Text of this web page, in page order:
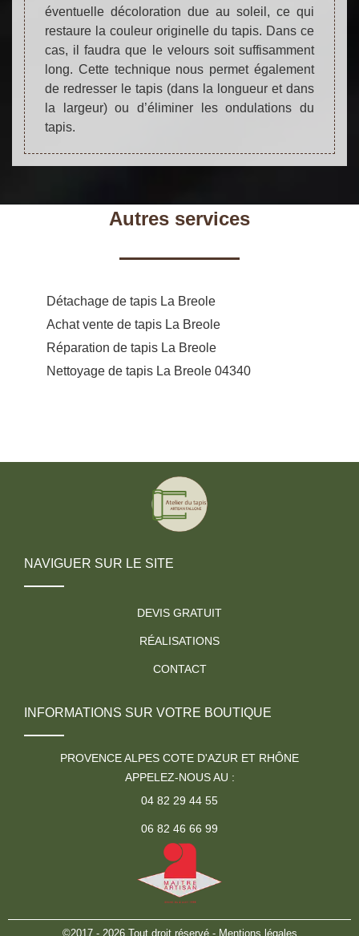
éventuelle décoloration due au soleil, ce qui
restaure la couleur originelle du tapis. Dans ce
cas, il faudra que le velours soit suffisamment
long. Cette technique nous permet également
de redresser le tapis (dans la longueur et dans
la largeur) ou d’éliminer les ondulations du
tapis.
Autres services
Détachage de tapis La Breole
Achat vente de tapis La Breole
Réparation de tapis La Breole
Nettoyage de tapis La Breole 04340
NAVIGUER SUR LE SITE
DEVIS GRATUIT
RÉALISATIONS
CONTACT
INFORMATIONS SUR VOTRE BOUTIQUE
PROVENCE ALPES COTE D'AZUR ET RHÔNE
APPELEZ-NOUS AU :
04 82 29 44 55
06 82 46 66 99
©2017 - 2026 Tout droit réservé - Mentions légales